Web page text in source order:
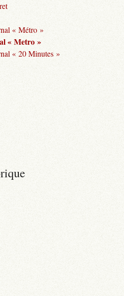
« Métro »
« Metro »
« 20 Minutes »